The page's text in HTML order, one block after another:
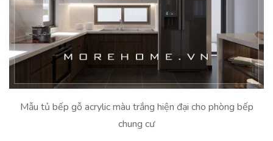
Mẫu tủ bếp gỗ acrylic màu trắng hiện đại cho phòng bếp
chung cư